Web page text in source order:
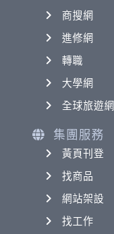
商搜網
進修網
轉職
大學網
全球旅遊網
集團服務
黃頁刊登
找商品
網站架設
找工作